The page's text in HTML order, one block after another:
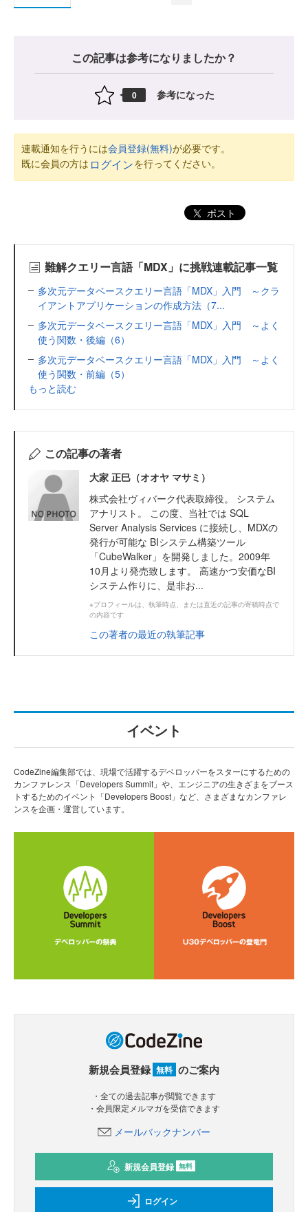
この記事は参考になりましたか？
0 参考になった
連載通知を行うには会員登録(無料)が必要です。
既に会員の方は ログインを行ってください。
ポスト
難解クエリー言語「MDX」に挑戦連載記事一覧
多次元データベースクエリー言語「MDX」入門 ～クラ
イアントアプリケーションの作成方法（7...
多次元データベースクエリー言語「MDX」入門 ～よく
使う関数・後編（6）
多次元データベースクエリー言語「MDX」入門 ～よく
使う関数・前編（5）
もっと読む
この記事の著者
大家 正巳（オオヤ マサミ）
株式会社ヴィバーク代表取締役。 システム
アナリスト。 この度、当社では SQL
Server Analysis Services に接続し、MDXの
発行が可能な BIシステム構築ツール
「CubeWalker」を開発しました。2009年
10月より発売致します。 高速かつ安価なBI
システム作りに、是非お...
※プロフィールは、執筆時点、または直近の記事の寄稿時点で
の内容です
この著者の最近の執筆記事
イベント
CodeZine編集部では、現場で活躍するデベロッパーをスターにするための
カンファレンス「Developers Summit」や、エンジニアの生きざまをブース
トするためのイベント「Developers Boost」など、さまざまなカンファレ
ンスを企画・運営しています。
新規会員登録 無料 のご案内
・全ての過去記事が閲覧できます
・会員限定メルマガを受信できます
メールバックナンバー
新規会員登録 無料
ログイン